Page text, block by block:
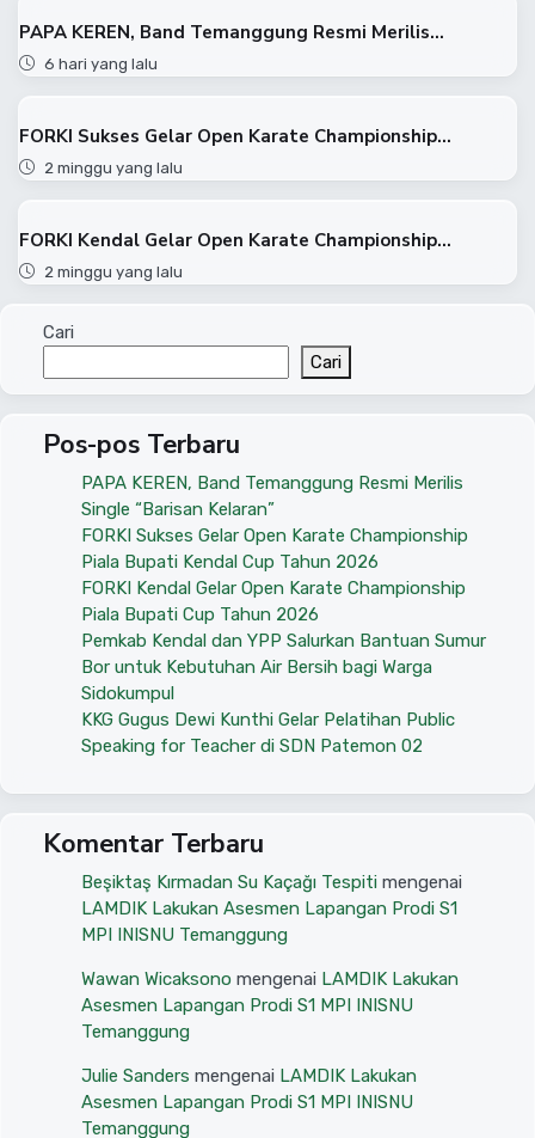
PAPA KEREN, Band Temanggung Resmi Merilis...
6 hari yang lalu
FORKI Sukses Gelar Open Karate Championship...
2 minggu yang lalu
FORKI Kendal Gelar Open Karate Championship...
2 minggu yang lalu
Cari
Cari
Pos-pos Terbaru
PAPA KEREN, Band Temanggung Resmi Merilis
Single “Barisan Kelaran”
FORKI Sukses Gelar Open Karate Championship
Piala Bupati Kendal Cup Tahun 2026
FORKI Kendal Gelar Open Karate Championship
Piala Bupati Cup Tahun 2026
Pemkab Kendal dan YPP Salurkan Bantuan Sumur
Bor untuk Kebutuhan Air Bersih bagi Warga
Sidokumpul
KKG Gugus Dewi Kunthi Gelar Pelatihan Public
Speaking for Teacher di SDN Patemon 02
Komentar Terbaru
Beşiktaş Kırmadan Su Kaçağı Tespiti mengenai
LAMDIK Lakukan Asesmen Lapangan Prodi S1
MPI INISNU Temanggung
Wawan Wicaksono mengenai LAMDIK Lakukan
Asesmen Lapangan Prodi S1 MPI INISNU
Temanggung
Julie Sanders mengenai LAMDIK Lakukan
Asesmen Lapangan Prodi S1 MPI INISNU
Temanggung